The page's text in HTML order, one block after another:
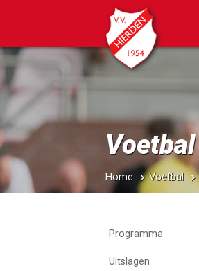
Voetbal
Home Voetbal
Programma
Uitslagen